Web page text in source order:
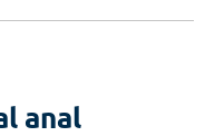
anal